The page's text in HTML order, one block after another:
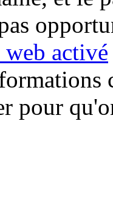
web activé
pour